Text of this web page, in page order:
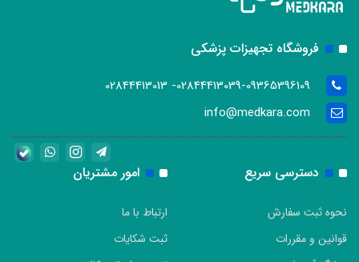
فروشگاه تجهیزات پزشکی
02844413039-09365396109- 02844413013
info@medkara.com
دسترسی سریع
نحوه ثبت سفارش
قوانین و مقررات
امور مشتریان
ارتباط با ما
ثبت شکایات